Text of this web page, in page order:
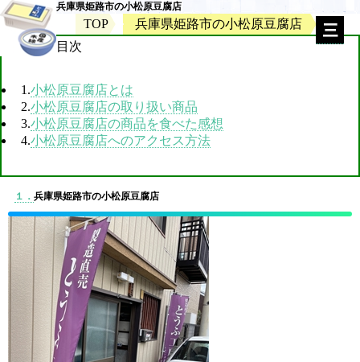
兵庫県姫路市の小松原豆腐店
TOP
兵庫県姫路市の小松原豆腐店
目次
1.小松原豆腐店とは
2.小松原豆腐店の取り扱い商品
3.小松原豆腐店の商品を食べた感想
4.小松原豆腐店へのアクセス方法
１． 兵庫県姫路市の小松原豆腐店